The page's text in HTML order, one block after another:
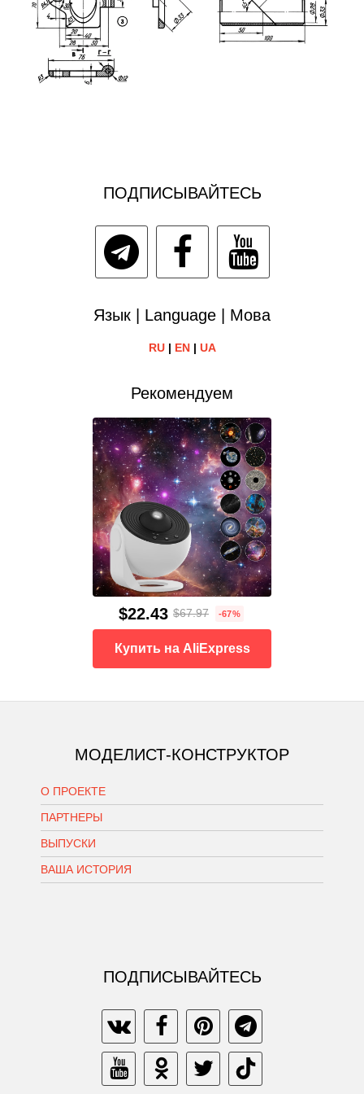
ПОДПИСЫВАЙТЕСЬ
Язык | Language | Мова
RU| EN| UA
Рекомендуем
$22.43 $67.97 -67%
Купить на AliExpress
МОДЕЛИСТ-КОНСТРУКТОР
О ПРОЕКТЕ
ПАРТНЕРЫ
ВЫПУСКИ
ВАША ИСТОРИЯ
ПОДПИСЫВАЙТЕСЬ